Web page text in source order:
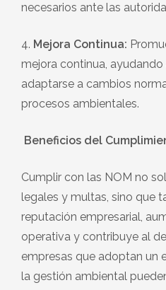
necesarios ante las
4. Mejora Continua:
mejora continua,
adaptarse a cambios
procesos ambientales.
Beneficios del
Cumplir con las NOM no
legales y multas, sino que
reputación empresarial,
operativa y contribuye al
empresas que adoptan un
la gestión ambiental